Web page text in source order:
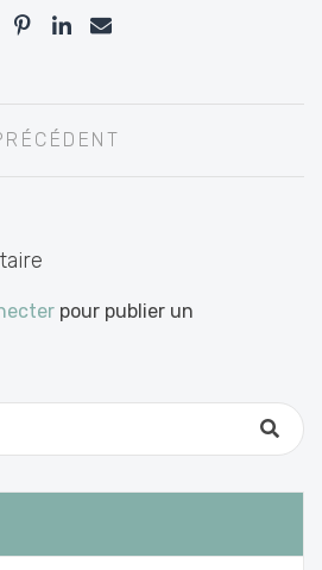
pour publier un